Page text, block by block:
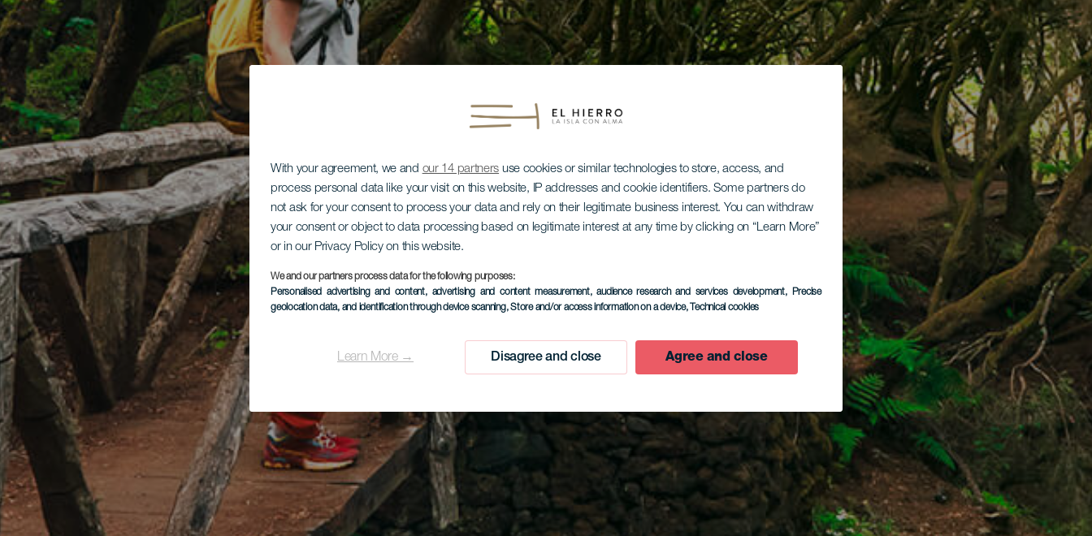
With your agreement, we and our 14 partners use cookies or similar technologies to store, access, and
process personal data like your visit on this website, IP addresses and cookie identifiers. Some partners do
not ask for your consent to process your data and rely on their legitimate business interest. You can withdraw
your consent or object to data processing based on legitimate interest at any time by clicking on “Learn More”
or in our Privacy Policy on this website.
We and our partners process data for the following purposes:
Personalised advertising and content, advertising and content measurement, audience research and services development, Precise
geolocation data, and identification through device scanning, Store and/or access information on a device, Technical cookies
Learn More → Disagree and close Agree and close